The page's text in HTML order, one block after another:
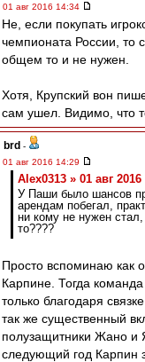
01 авг 2016 14:34
Не, если покупать
чемпионата России, то
общем то и не нужен.
Хотя, Крупский вон
сам ушел. Видимо, что
brd -
01 авг 2016 14:29
Alex0313 » 01 авг 2016
У Паши было шансов
арендам побегал,
ни кому не нужен стал,
то????
Просто вспоминаю как
Карпине. Тогда
только благодаря
так же существенный
полузащитники Жано и
следующий год Карпин